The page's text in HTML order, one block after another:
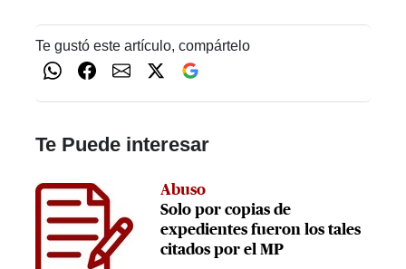
Te gustó este artículo, compártelo
Te Puede interesar
Abuso
Solo por copias de
expedientes fueron los tales
citados por el MP